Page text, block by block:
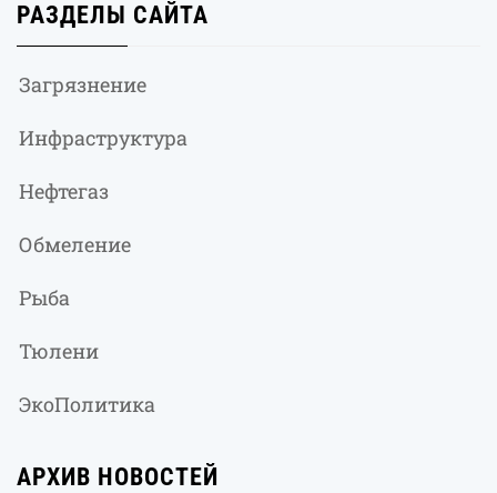
РАЗДЕЛЫ САЙТА
Загрязнение
Инфраструктура
Нефтегаз
Обмеление
Рыба
Тюлени
ЭкоПолитика
АРХИВ НОВОСТЕЙ